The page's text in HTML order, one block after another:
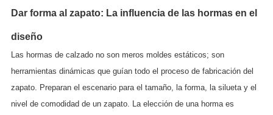
Dar forma al zapato: La influencia de las hormas en el
diseño
Las hormas de calzado no son meros moldes estáticos; son
herramientas dinámicas que guían todo el proceso de fabricación del
zapato. Preparan el escenario para el tamaño, la forma, la silueta y el
nivel de comodidad de un zapato. La elección de una horma es